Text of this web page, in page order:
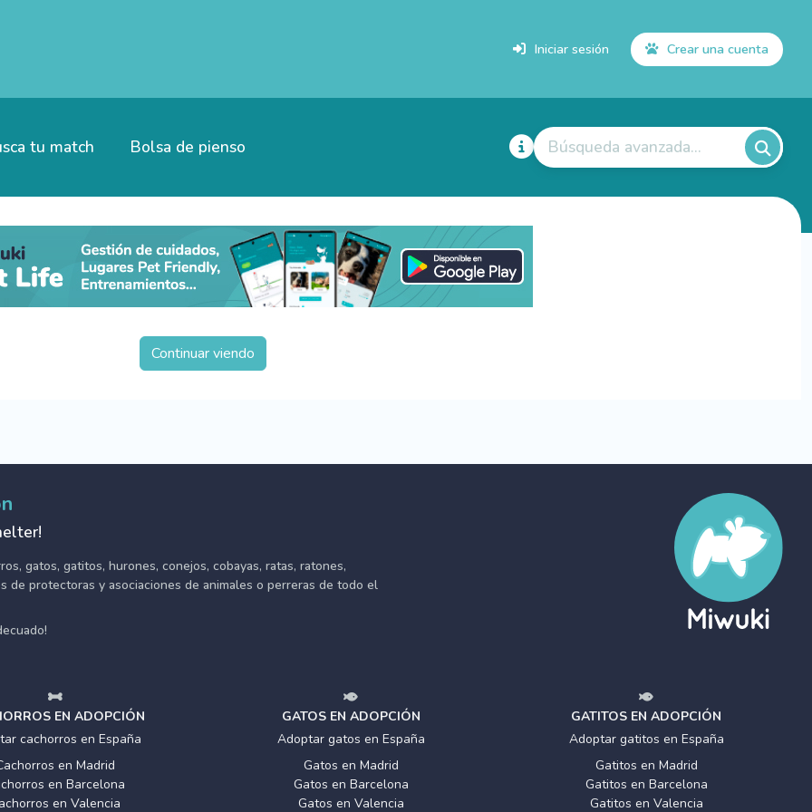
Iniciar sesión Crear una cuenta
tu match Bolsa de pienso Búsqueda avanzada...
Continuar viendo
gatos, gatitos, hurones, conejos, cobayas, ratas, ratones,
de protectoras y asociaciones de animales o perreras de todo el
EN ADOPCIÓN
cachorros en España
en Madrid
en Barcelona
en Valencia
GATOS EN ADOPCIÓN
Adoptar gatos en España
Gatos en Madrid
Gatos en Barcelona
Gatos en Valencia
GATITOS EN ADOPCIÓN
Adoptar gatitos en España
Gatitos en Madrid
Gatitos en Barcelona
Gatitos en Valencia